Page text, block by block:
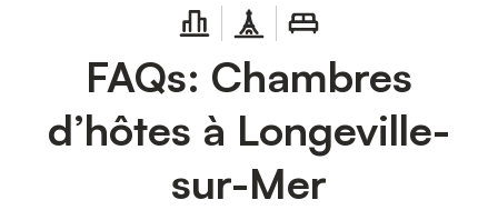
FAQs: Chambres
d’hôtes à Longeville-
sur-Mer